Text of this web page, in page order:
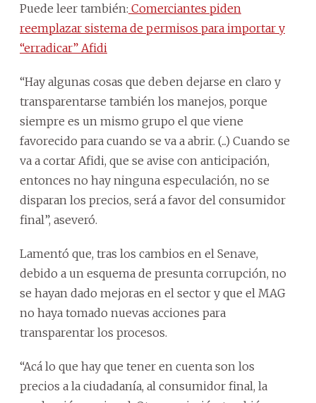
Puede leer también: Comerciantes piden
reemplazar sistema de permisos para importar y
“erradicar” Afidi
“Hay algunas cosas que deben dejarse en claro y
transparentarse también los manejos, porque
siempre es un mismo grupo el que viene
favorecido para cuando se va a abrir. (...) Cuando se
va a cortar Afidi, que se avise con anticipación,
entonces no hay ninguna especulación, no se
disparan los precios, será a favor del consumidor
final”, aseveró.
Lamentó que, tras los cambios en el Senave,
debido a un esquema de presunta corrupción, no
se hayan dado mejoras en el sector y que el MAG
no haya tomado nuevas acciones para
transparentar los procesos.
“Acá lo que hay que tener en cuenta son los
precios a la ciudadanía, al consumidor final, la